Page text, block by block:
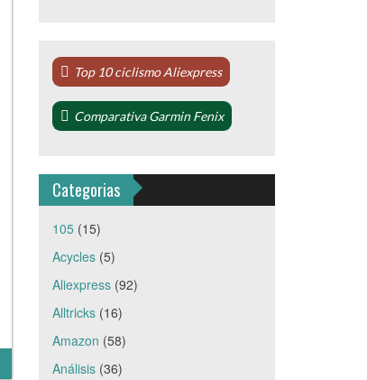
Top 10 ciclismo Aliexpress
Comparativa Garmin Fenix
Categorias
105(15)
Acycles(5)
Aliexpress(92)
Alltricks(16)
Amazon (58)
Análisis(36)